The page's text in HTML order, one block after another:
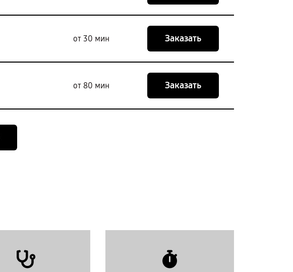
от 30 мин Заказать
от 80 мин Заказать